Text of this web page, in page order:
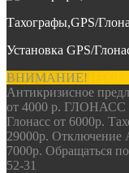
Тахографы,GPS/
Установка GPS/
ВХОД В
ВНИМАНИЕ!
Антикризисное
от 4000 р. ГЛОНАСС
Глонасс от 6000р.
29000р. Отключение
7000р. Обращаться
52-31